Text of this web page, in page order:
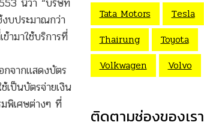
งบประมาณกว่า
ามาใช้บริการที่
กจากแสดงบัตร
เป็นบัตรจ่ายเงิน
มพิเศษต่างๆ ที่
Tata Motors
Tesla
Thairung
Toyota
Volkwagen
Volvo
ติดตามช่องของเรา